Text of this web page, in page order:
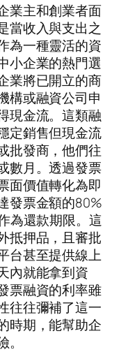
業主和創業者面
當收入與支出之
為一種靈活的資
小企業的熱門選
業將已開立的商
構或融資公司申
現金流。這類融
定銷售但現金流
批發商，他們往
數月。透過發票
面價值轉化為即
發票金額的80%
為還款期限。這
抵押品，且審批
台甚至提供線上
內就能拿到資
票融資的利率雖
往往彌補了這一
時期，能幫助企